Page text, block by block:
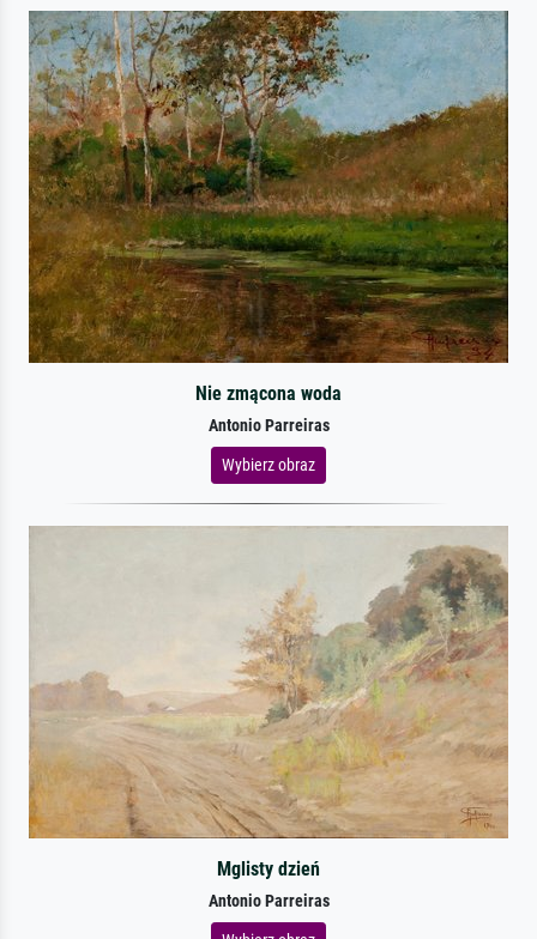
Nie zmącona woda
Antonio Parreiras
Wybierz obraz
Mglisty dzień
Antonio Parreiras